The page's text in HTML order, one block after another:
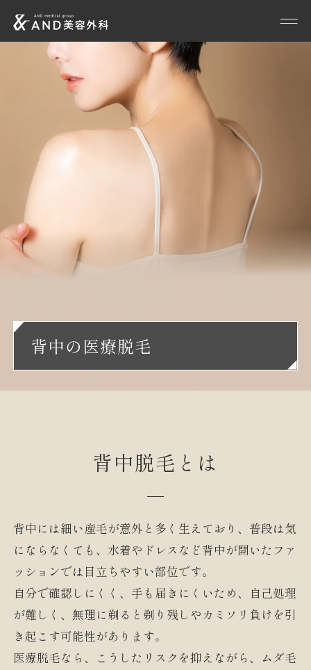
背中の医療脱毛
背中脱毛とは
背中には細い産毛が意外と多く生えており、普段は気
にならなくても、水着やドレスなど背中が開いたファ
ッションでは目立ちやすい部位です。
自分で確認しにくく、手も届きにくいため、自己処理
が難しく、無理に剃ると剃り残しやカミソリ負けを引
き起こす可能性があります。
医療脱毛なら、こうしたリスクを抑えながら、ムダ毛